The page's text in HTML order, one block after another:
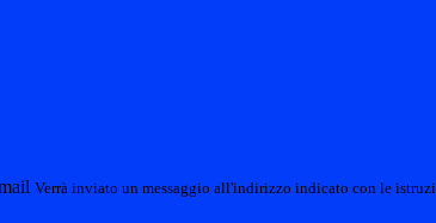
Verrà inviato un messaggio all'indirizzo indicato con le